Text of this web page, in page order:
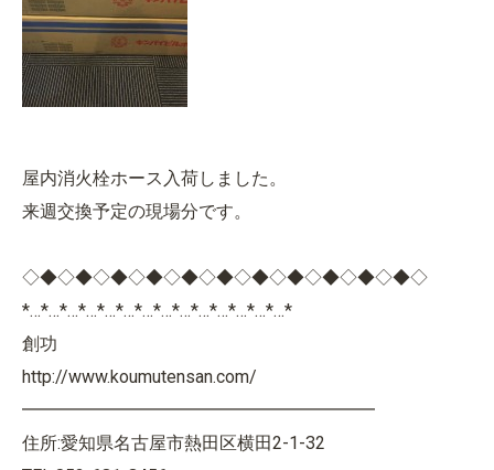
屋内消火栓ホース入荷しました。
来週交換予定の現場分です。
◇◆◇◆◇◆◇◆◇◆◇◆◇◆◇◆◇◆◇◆◇◆◇
*…*…*…*…*…*…*…*…*…*…*…*…*…*…*
創功
http://www.koumutensan.com/
━━━━━━━━━━━━━━━━━━━━
住所:愛知県名古屋市熱田区横田2-1-32